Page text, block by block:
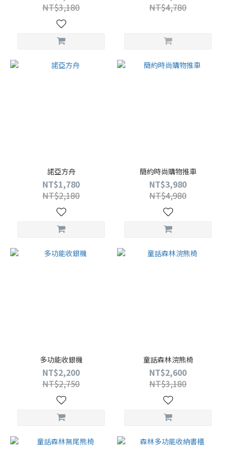
NT$3,180
NT$4,780
諾亞方舟
NT$1,780
NT$2,180
簡約時尚購物推車
NT$3,980
NT$4,980
多功能收銀機
NT$2,200
NT$2,750
童話森林浣熊椅
NT$2,600
NT$3,180